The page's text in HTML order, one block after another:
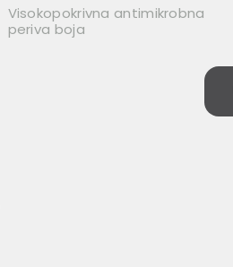
Visokopokrivna antimikrobna
periva boja